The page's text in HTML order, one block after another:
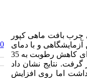
بافت ماهی کپور
4 تا 24 ساعت، درون خشک کن آزمایشگاهی و با دمای
60 درجه سانتیگراد خشک شدند و در 4 درجه سانتیگراد نگهداری شدند. سپس زمان لازم برای کاهش رطوبت به 35
گرفت. نتایج نشان داد
اما روی افزایش